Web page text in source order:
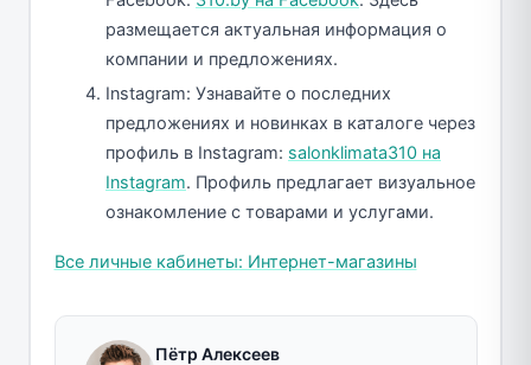
размещается актуальная информация о
компании и предложениях.
Instagram: Узнавайте о последних
предложениях и новинках в каталоге через
профиль в Instagram: salonklimata310 на
Instagram. Профиль предлагает визуальное
ознакомление с товарами и услугами.
Все личные кабинеты: Интернет-магазины
Пётр Алексеев